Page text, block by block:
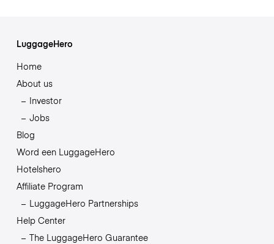
LuggageHero
Home
About us
Investor
Jobs
Blog
Word een LuggageHero
Hotelshero
Affiliate Program
LuggageHero Partnerships
Help Center
The LuggageHero Guarantee